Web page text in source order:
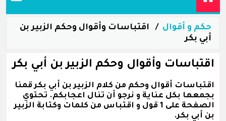
حكم و أقوال
اقتباسات وأقوال وحكم الزبير بن
أبي بكر
اقتباسات وأقوال وحكم الزبير بن أبي بكر
اقتباسات أقوال وحكم من كلام الزبير بن أبي بكر قمنا
بجمعها بكل عناية و نرجو أن تنال اعجابكم. تحتوي
الصفحة على 1 قول و اقتباس من كلمات وكتابة الزبير
بن أبي بكر.